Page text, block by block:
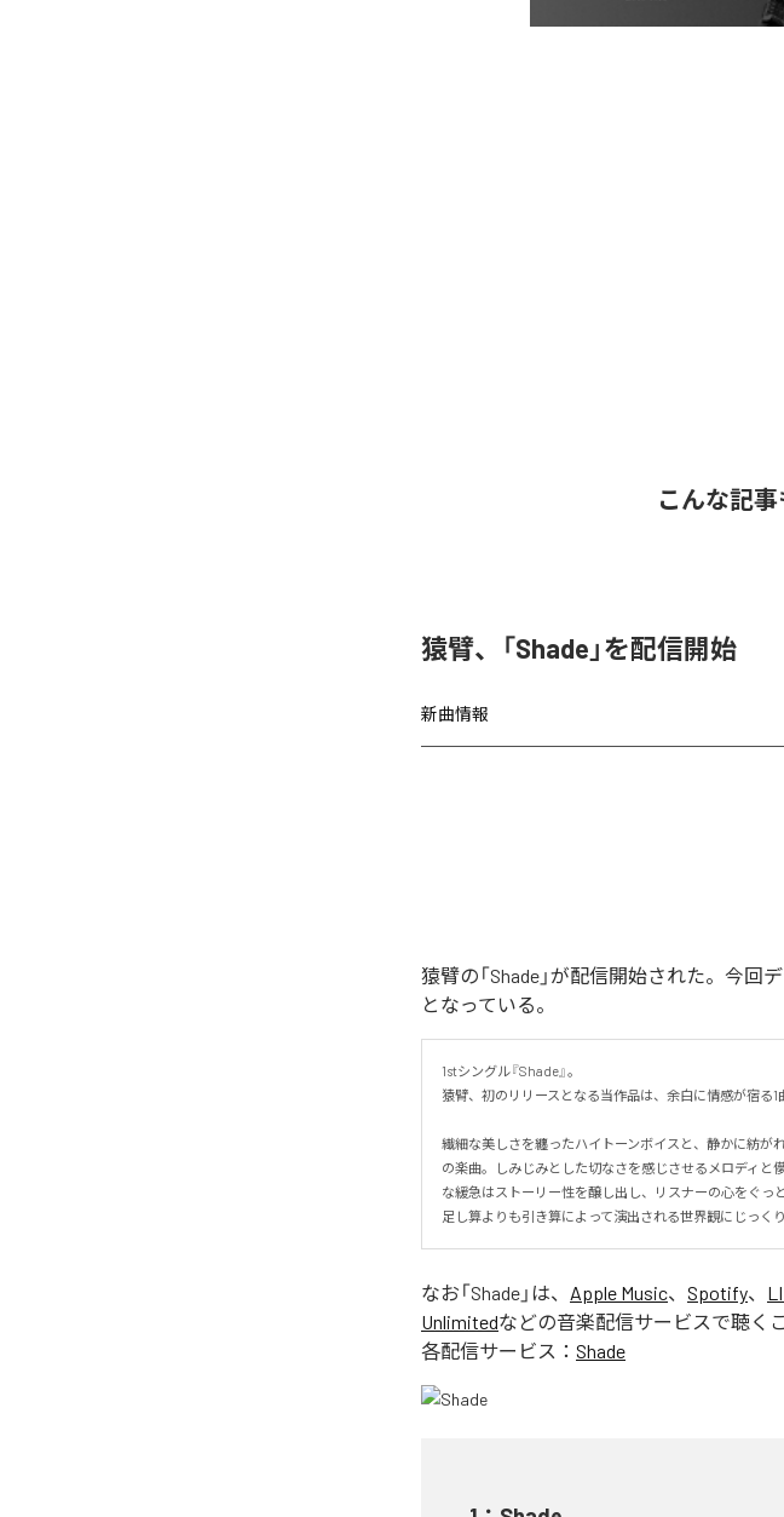
こんな記
猿臂、「Shade」を配信開始
新曲情報
猿臂の「Shade」が配信開始された。今回
となっている。
1stシングル『Shade』。
猿臂、初のリリースとなる当作品は、余白に情感が宿る1
繊細な美しさを纏ったハイトーンボイスと、静かに紡が
の楽曲。しみじみとした切なさを感じさせるメロディ
な緩急はストーリー性を醸し出し、リスナーの心をぐっ
足し算よりも引き算によって演出される世界観にじっく
なお「Shade 」は、 Apple Music、 Spotify、
Unlimitedなどの音楽配信サービスで聴く
各配信サービス： Shade